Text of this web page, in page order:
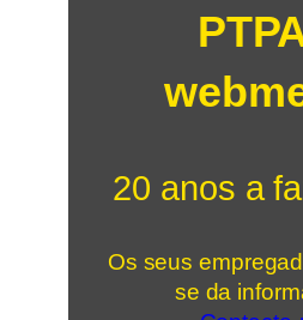
20 anos a
Os seus
se da